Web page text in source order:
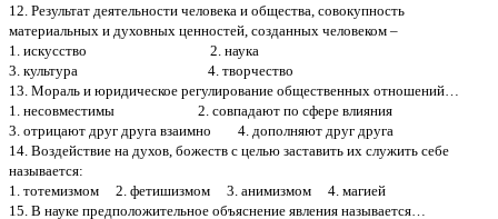
12. Результат деятельности человека и общества, совокупность
материальных и духовных ценностей, созданных человеком –
1. искусство 2. наука
3. культура 4. творчество
13. Мораль и юридическое регулирование общественных отношений…
1. несовместимы 2. совпадают по сфере влияния
3. отрицают друг друга взаимно 4. дополняют друг друга
14. Воздействие на духов, божеств с целью заставить их служить себе
называется:
1. тотемизмом 2. фетишизмом 3. анимизмом 4. магией
15. В науке предположительное объяснение явления называется…